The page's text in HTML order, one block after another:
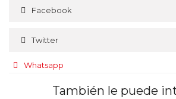
Facebook
Twitter
Whatsapp
También le puede